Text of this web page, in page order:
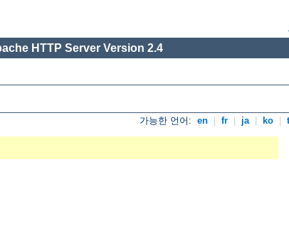
HTTP Server Version 2.4
가능한 언어: en fr ja ko